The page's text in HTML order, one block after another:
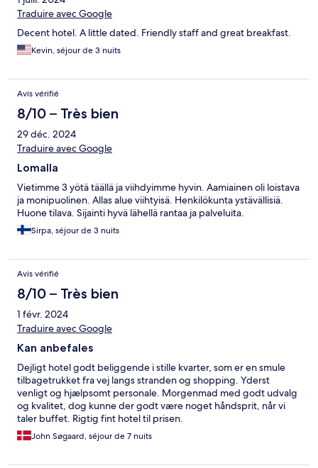
Traduire avec Google
Decent hotel. A little dated. Friendly staff and great breakfast.
Kevin, séjour de 3 nuits
Avis vérifié
8/10 – Très bien
29 déc. 2024
Traduire avec Google
Lomalla
Vietimme 3 yötä täällä ja viihdyimme hyvin. Aamiainen oli loistava
ja monipuolinen. Allas alue viihtyisä. Henkilökunta ystävällisiä.
Huone tilava. Sijainti hyvä lähellä rantaa ja palveluita.
Sirpa, séjour de 3 nuits
Avis vérifié
8/10 – Très bien
1 févr. 2024
Traduire avec Google
Kan anbefales
Dejligt hotel godt beliggende i stille kvarter, som er en smule
tilbagetrukket fra vej langs stranden og shopping. Yderst
venligt og hjælpsomt personale. Morgenmad med godt udvalg
og kvalitet, dog kunne der godt være noget håndsprit, når vi
taler buffet. Rigtig fint hotel til prisen.
John Søgaard, séjour de 7 nuits